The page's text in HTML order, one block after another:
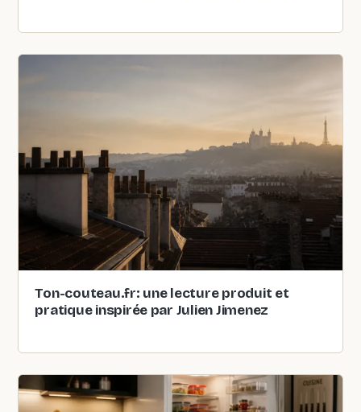
Ton-couteau.fr: une lecture produit et
pratique inspirée par Julien Jimenez